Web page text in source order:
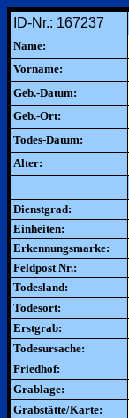
ID-Nr.: 167237
Name:
Vorname:
Geb.-Datum:
Geb.-Ort:
Todes-Datum:
Alter:
Dienstgrad:
Einheiten:
Erkennungsmarke:
Feldpost Nr.:
Todesland:
Todesort:
Erstgrab:
Todesursache:
Friedhof:
Grablage:
Grabstätte/Karte: